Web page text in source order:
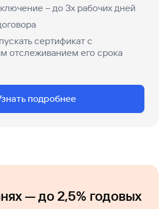
– до 3х рабочих дней
сертификат с
отслеживанием его срока
подробнее
— до 2,5% годовых